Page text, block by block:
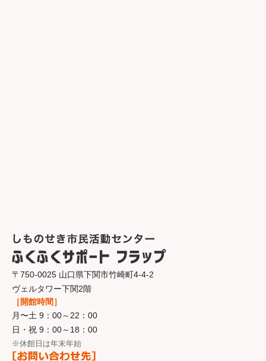
〒750-0025 山口県下関市竹崎町4-4-2
ヴェルタワー下関2階
［開館時間］
月〜土 9：00～22：00
日・祝 9：00～18：00
※休館日は年末年始